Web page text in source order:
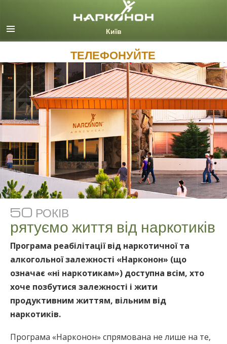
Всі регіони/мови
ТЕЛЕФОНУЙТЕ
50 РОКІВ
рятуємо життя від наркотиків
Програма реабілітації від наркотичної та
алкогольної залежності «Нарконон» (що
означає «ні наркотикам») доступна всім, хто
хоче позбутися залежності і жити
продуктивним життям, вільним від
наркотиків.
Програма «Нарконон» спрямована не лише на те,